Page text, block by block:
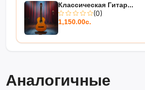
Классическая Гитар...
(0)
1,150.00с.
Аналогичные